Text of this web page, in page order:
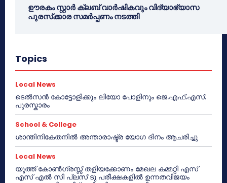
ഊരകം സ്റ്റാർ ക്ലബ് വാർഷികവും വിദ്യാഭ്യാസ
പുരസ്‌ക്കാര സമർപ്പണം നടത്തി
Topics
Local News
ടെൽസൻ കോട്ടോളിക്കും ലിയോ പോളിനും ജെ.എഫ്.എസ്.
പുരസ്കാരം
School & College
ശാന്തിനികേതനിൽ അന്താരാഷ്ട്ര യോഗ ദിനം ആചരിച്ചു
Local News
യൂത്ത് കോൺഗ്രസ്സ് തളിയക്കോണം മേഖല കമ്മറ്റി എസ്
എസ് എൽ സി പ്ലസ് ടു പരീക്ഷകളിൽ ഉന്നതവിജയം